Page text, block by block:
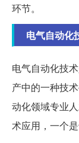
环节。
电气自动化
电气自动化技
产中的一种技
动化领域专业
术应用，一个